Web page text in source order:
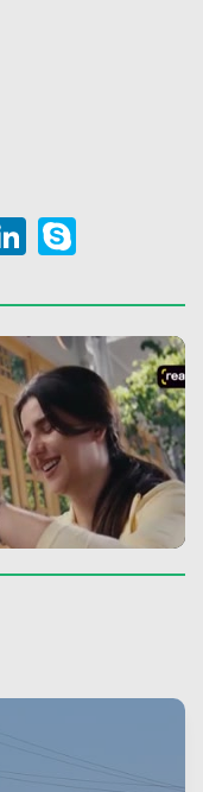
LinkedIn